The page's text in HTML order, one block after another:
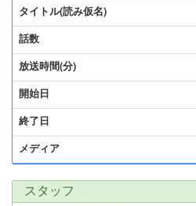
タイトル(読み仮名)
話数
放送時間(分)
開始日
終了日
メディア
スタッフ